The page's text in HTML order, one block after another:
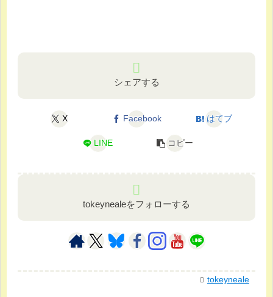
シェアする
X Facebook はてブ
LINE コピー
tokeynealeをフォローする
tokeyneale